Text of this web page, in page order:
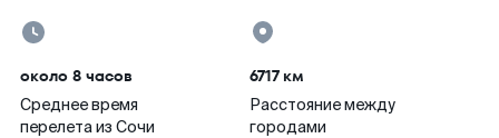
около 8 часов
Среднее время
перелета из Сочи
6717 км
Расстояние между
городами